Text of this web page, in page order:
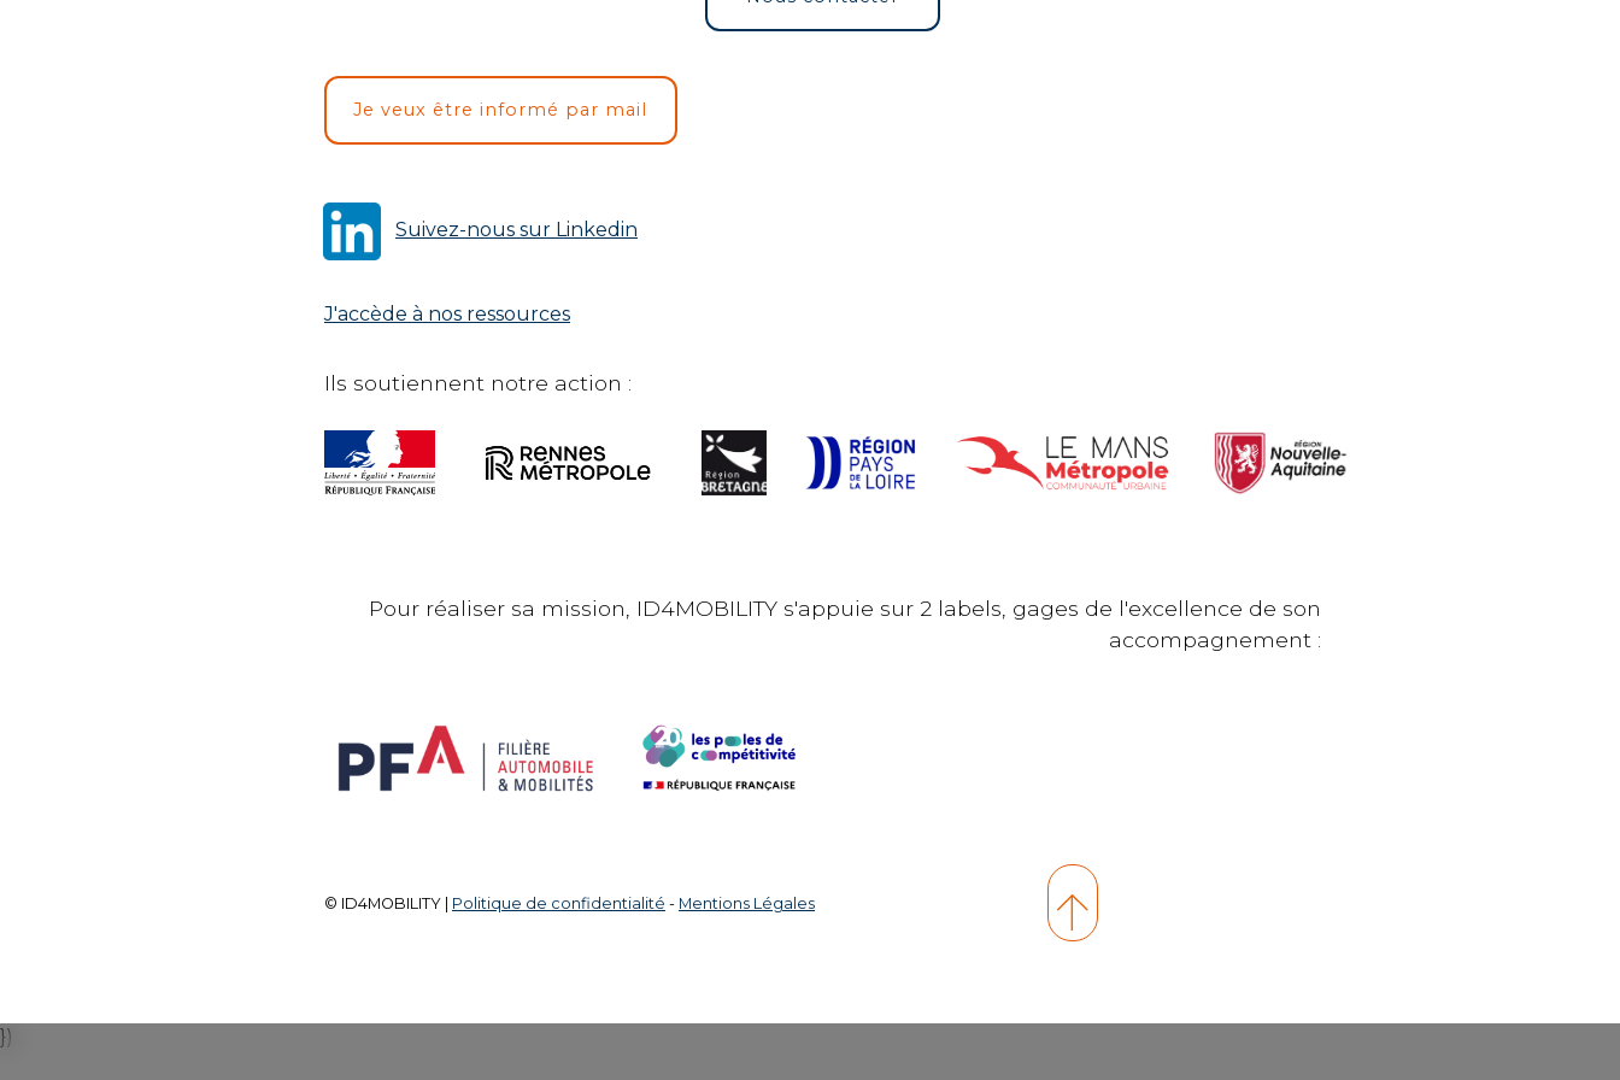
Je veux être informé par mail
Suivez-nous sur Linkedin
J'accède à nos ressources
Ils soutiennent notre action :
Pour réaliser sa mission, ID4MOBILITY s'appuie sur 2 labels, gages de l'excellence de son
accompagnement :
© ID4MOBILITY | Politique de confidentialité - Mentions Légales
})